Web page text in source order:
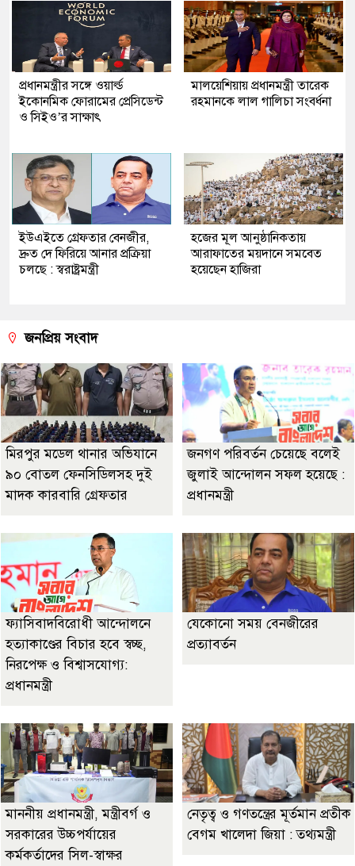
প্রধানমন্ত্রীর সঙ্গে ওয়ার্ল্ড
ইকোনমিক ফোরামের প্রেসিডেন্ট
ও সিইও’র সাক্ষাৎ
মালয়েশিয়ায় প্রধানমন্ত্রী তারেক
রহমানকে লাল গালিচা সংবর্ধনা
ইউএইতে গ্রেফতার বেনজীর,
দ্রুত দে ফিরিয়ে আনার প্রক্রিয়া
চলছে : স্বরাষ্ট্রমন্ত্রী
হজের মূল আনুষ্ঠানিকতায়
আরাফাতের ময়দানে সমবেত
হয়েছেন হাজিরা
জনপ্রিয় সংবাদ
মিরপুর মডেল থানার অভিযানে
৯০ বোতল ফেনসিডিলসহ দুই
মাদক কারবারি গ্রেফতার
জনগণ পরিবর্তন চেয়েছে বলেই
জুলাই আন্দোলন সফল হয়েছে :
প্রধানমন্ত্রী
ফ্যাসিবাদবিরোধী আন্দোলনে
হত্যাকাণ্ডের বিচার হবে স্বচ্ছ,
নিরপেক্ষ ও বিশ্বাসযোগ্য:
প্রধানমন্ত্রী
যেকোনো সময় বেনজীরের
প্রত্যাবর্তন
মাননীয় প্রধানমন্ত্রী, মন্ত্রীবর্গ ও
সরকারের উচ্চপর্যায়ের
কর্মকর্তাদের সিল-স্বাক্ষর
নেতৃত্ব ও গণতন্ত্রের মূর্তমান প্রতীক
বেগম খালেদা জিয়া : তথ্যমন্ত্রী